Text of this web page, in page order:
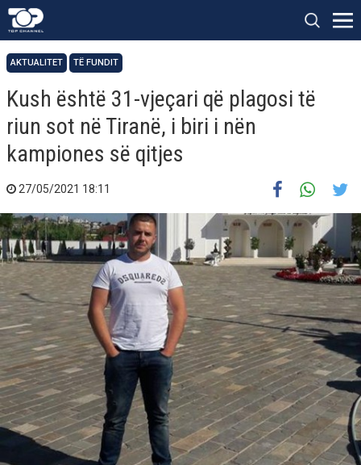
AKTUALITET TË FUNDIT
Kush është 31-vjeçari që plagosi të
riun sot në Tiranë, i biri i nën
kampiones së qitjes
27/05/2021 18:11